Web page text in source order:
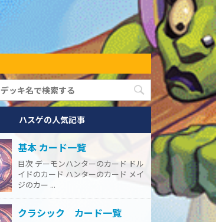
ハスゲの人気記事
基本 カード一覧
目次 デーモンハンターのカード ドル
イドのカード ハンターのカード メイ
ジのカー ...
クラシック カード一覧